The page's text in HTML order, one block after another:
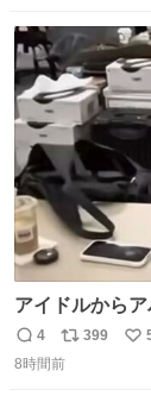
着した車両が発見されまし
が奇跡です……
ト
数
数
アイドルから
ドシちゃん、
懸命PRして
返
信
4
リ
ポ
399
い
8時間前